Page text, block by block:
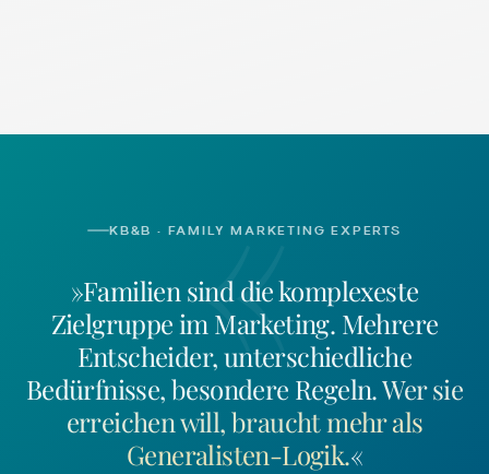
«
KB&B · FAMILY MARKETING EXPERTS
»Familien sind die komplexeste
Zielgruppe im Marketing. Mehrere
Entscheider, unterschiedliche
Bedürfnisse, besondere Regeln.Wer sie
erreichen will, braucht mehr als
Generalisten-Logik.«